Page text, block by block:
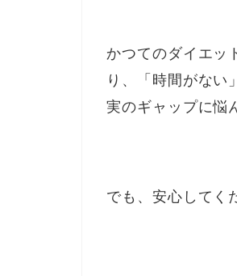
かつてのダイエッ
り、「時間がない
実のギャップに悩
でも、安心してく